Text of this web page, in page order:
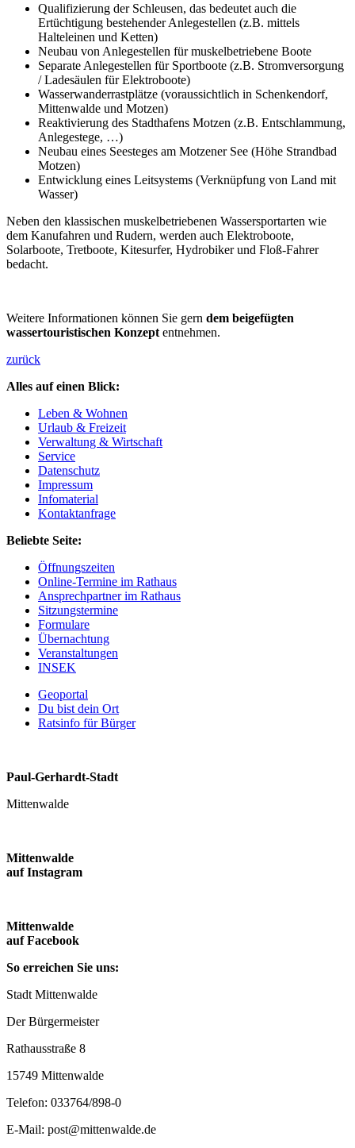
Qualifizierung der Schleusen, das bedeutet auch die
Ertüchtigung bestehender Anlegestellen (z.B. mittels
Halteleinen und Ketten)
Neubau von Anlegestellen für muskelbetriebene Boote
Separate Anlegestellen für Sportboote (z.B. Stromversorgung
/ Ladesäulen für Elektroboote)
Wasserwanderrastplätze (voraussichtlich in Schenkendorf,
Mittenwalde und Motzen)
Reaktivierung des Stadthafens Motzen (z.B. Entschlammung,
Anlegestege, …)
Neubau eines Seesteges am Motzener See (Höhe Strandbad
Motzen)
Entwicklung eines Leitsystems (Verknüpfung von Land mit
Wasser)
Neben den klassischen muskelbetriebenen Wassersportarten wie
dem Kanufahren und Rudern, werden auch Elektroboote,
Solarboote, Tretboote, Kitesurfer, Hydrobiker und Floß-Fahrer
bedacht.
Weitere Informationen können Sie gern dem beigefügten
wassertouristischen Konzept entnehmen.
zurück
Alles auf einen Blick:
Leben & Wohnen
Urlaub & Freizeit
Verwaltung & Wirtschaft
Service
Datenschutz
Impressum
Infomaterial
Kontaktanfrage
Beliebte Seite:
Öffnungszeiten
Online-Termine im Rathaus
Ansprechpartner im Rathaus
Sitzungstermine
Formulare
Übernachtung
Veranstaltungen
INSEK
Geoportal
Du bist dein Ort
Ratsinfo für Bürger
Paul-Gerhardt-Stadt
Mittenwalde
Mittenwalde
auf Instagram
Mittenwalde
auf Facebook
So erreichen Sie uns:
Stadt Mittenwalde
Der Bürgermeister
Rathausstraße 8
15749 Mittenwalde
Telefon: 033764/898-0
E-Mail: post@mittenwalde.de